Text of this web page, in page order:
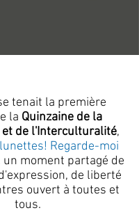
tenait la première
la Quinzaine de la
et de l'Interculturalité,
Regarde-moi
un moment partagé de
de liberté
ouvert à toutes et
tous.